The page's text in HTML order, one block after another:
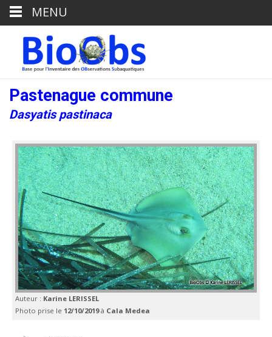
Pastenague commune
Dasyatis pastinaca
Auteur : Karine LERISSEL
Photo prise le 12/10/2019à Cala Medea
MENU